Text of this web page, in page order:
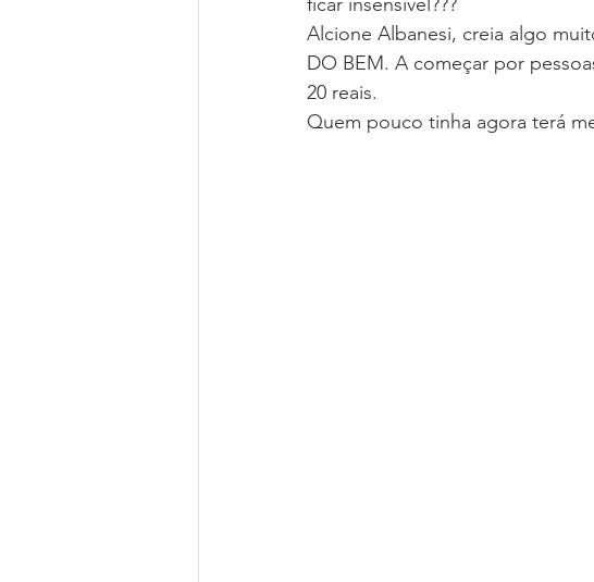
Piano online Palestrante
Alcione Albanesi, creia algo
DO BEM. A começar por
20 reais.
Quem pouco tinha agora terá